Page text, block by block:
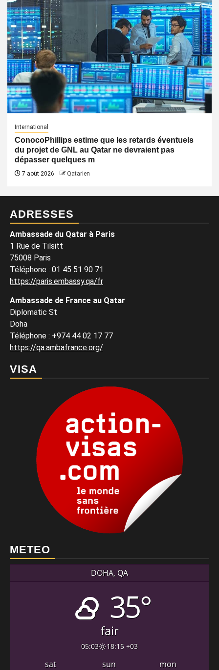
International
ConocoPhillips estime que les retards éventuels
du projet de GNL au Qatar ne devraient pas
dépasser quelques m
7 août 2026 Qatarien
ADRESSES
Ambassade du Qatar à Paris
1 Rue de Tilsitt
75008 Paris
Téléphone : 01 45 51 90 71
https://paris.embassy.qa/fr
Ambassade de France au Qatar
Diplomatic St
Doha
Téléphone : +974 44 02 17 77
https://qa.ambafrance.org/
VISA
METEO
DOHA, QA
35°
fair
05:03 18:15 +03
sat sun mon